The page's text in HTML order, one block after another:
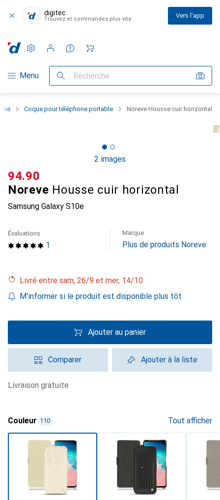
digitec
Trouvez et commandez plus vite Vers l'app
Navigation par catégorie
Menu Recherche
Paramètres
Compte client
Listes de comparaison
Listes d'envies
Panier
Coque pour téléphone portable Noreve Housse cuir horizontal
2 images
Noreve Housse cuir horizontal
Samsung Galaxy S10e
CHF
94.90
1
Évaluations Marque
Plus de produits Noreve
Livré entre sam, 26/9 et mer, 14/10
M'informer si le produit est disponible plus tôt
Ajouter au panier
Comparer Ajouter à la liste
livraison gratuite
Couleur 110 Tout afficher